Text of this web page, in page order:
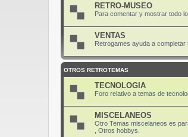
RETRO-MUSEO
Para comentar y mostrar todo
VENTAS
Retrogames ayuda a
OTROS RETROTEMAS
TECNOLOGIA
Foro relativo a temas de
MISCELANEOS
Otro Temas miscelaneos es
, Otros hobbys.